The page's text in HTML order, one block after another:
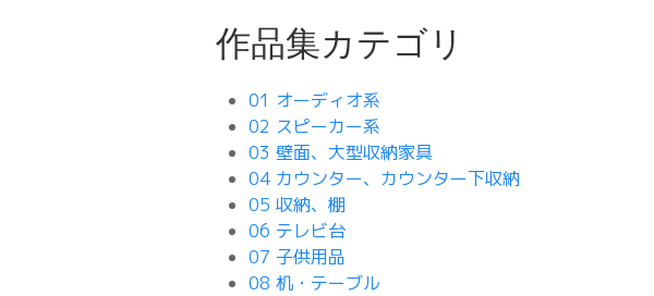
作品集カテゴリ
01 オーディオ系
02 スピーカー系
03 壁面、大型収納家具
04 カウンター、カウンター下収納
05 収納、棚
06 テレビ台
07 子供用品
08 机・テーブル